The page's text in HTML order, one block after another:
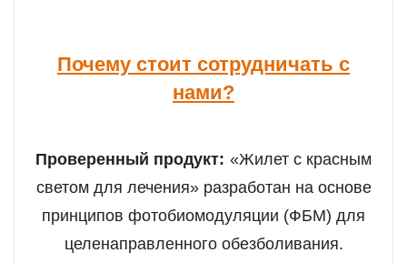
Почему стоит сотрудничать с
нами?
Проверенный продукт: «Жилет с красным
светом для лечения» разработан на основе
принципов фотобиомодуляции (ФБМ) для
целенаправленного обезболивания.